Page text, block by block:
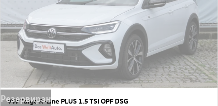
Резервиран
VW Taigo R-Line PLUS 1.5 TSI OPF DSG